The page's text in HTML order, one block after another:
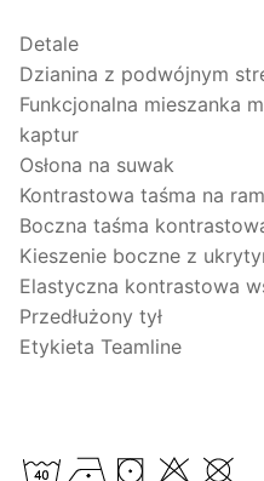
Detale
Dzianina z podwójnym
Funkcjonalna mieszanka
kaptur
Osłona na suwak
Kontrastowa taśma na
Boczna taśma
Kieszenie boczne z
Elastyczna kontrastowa
Przedłużony tył
Etykieta Teamline